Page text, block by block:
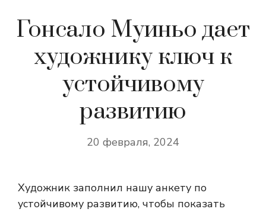
Гонсало Муиньо дает
художнику ключ к
устойчивому
развитию
20 февраля, 2024
Художник заполнил нашу анкету по
устойчивому развитию, чтобы показать